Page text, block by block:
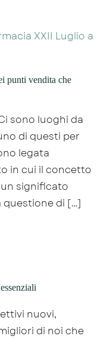
punti vendita che
sono luoghi da
di questi per
legata
in cui il concetto
significato
questione di […]
nuovi,
di noi che